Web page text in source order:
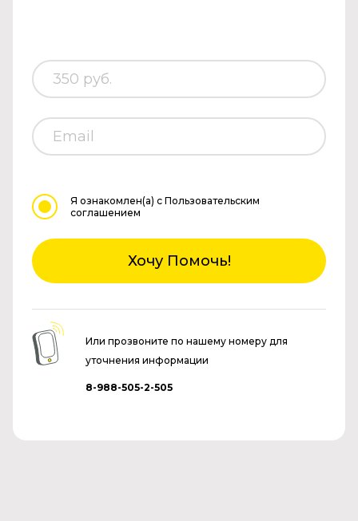
Я ознакомлен(а) с Пользовательским
соглашением
Хочу Помочь!
Или прозвоните по нашему номеру для
уточнения информации
8-988-505-2-505